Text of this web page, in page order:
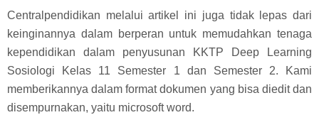
Centralpendidikan melalui artikel ini juga tidak lepas dari
keinginannya dalam berperan untuk memudahkan tenaga
kependidikan dalam penyusunan KKTP Deep Learning
Sosiologi Kelas 11 Semester 1 dan Semester 2. Kami
memberikannya dalam format dokumen yang bisa diedit dan
disempurnakan, yaitu microsoft word.